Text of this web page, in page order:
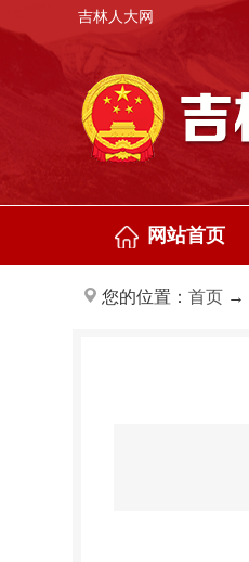
吉林人大网
网站首页
您的位置： 首页 →